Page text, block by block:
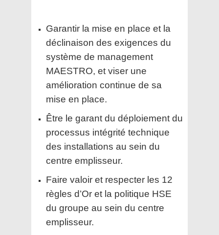
Garantir la mise en place et la
déclinaison des exigences du
système de management
MAESTRO, et viser une
amélioration continue de sa
mise en place.
Être le garant du déploiement du
processus intégrité technique
des installations au sein du
centre emplisseur.
Faire valoir et respecter les 12
règles d’Or et la politique HSE
du groupe au sein du centre
emplisseur.